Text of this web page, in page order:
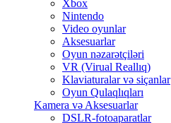
Xbox
Nintendo
Video oyunlar
Aksesuarlar
Oyun nəzarətçiləri
VR (Virual Reallıq)
Klaviaturalar və siçanlar
Oyun Qulaqlıqları
Kamera və Aksesuarlar
DSLR-fotoaparatlar